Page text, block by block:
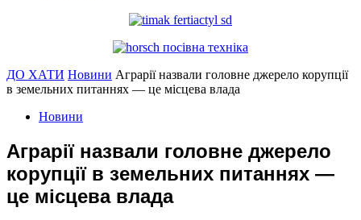
ДО ХАТИ Новини Аграрії назвали головне джерело корупції
в земельних питаннях — це місцева влада
Новини
Аграрії назвали головне джерело
корупції в земельних питаннях —
це місцева влада